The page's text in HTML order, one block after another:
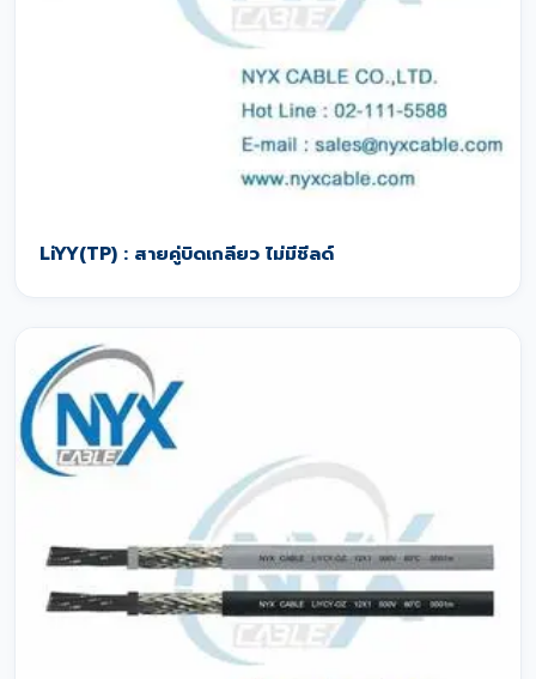
LiYY(TP) : สายคู่บิดเกลียว ไม่มีชีลด์